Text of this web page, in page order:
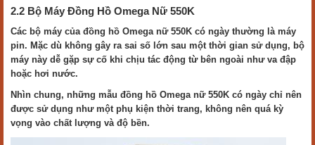
2.2 Bộ Máy Đồng Hồ Omega Nữ 550K
Các bộ máy của đồng hồ Omega nữ 550K có ngày thường là máy
pin. Mặc dù không gây ra sai số lớn sau một thời gian sử dụng, bộ
máy này dễ gặp sự cố khi chịu tác động từ bên ngoài như va đập
hoặc hơi nước.
Nhìn chung, những mẫu đồng hồ Omega nữ 550K có ngày chỉ nên
được sử dụng như một phụ kiện thời trang, không nên quá kỳ
vọng vào chất lượng và độ bền.